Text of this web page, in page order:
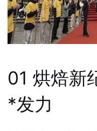
01 烘焙新
*发力